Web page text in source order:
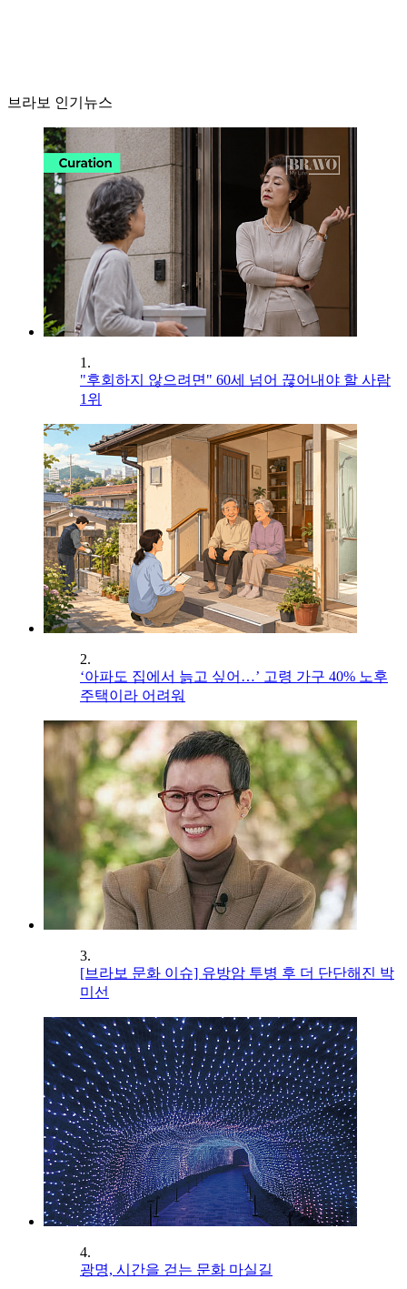
브라보 인기뉴스
1.
"후회하지 않으려면" 60세 넘어 끊어내야 할 사람
1위
2.
‘아파도 집에서 늙고 싶어…’ 고령 가구 40% 노후
주택이라 어려워
3.
[브라보 문화 이슈] 유방암 투병 후 더 단단해진 박
미선
4.
광명, 시간을 걷는 문화 마실길